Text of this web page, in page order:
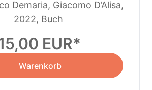
Demaria, Giacomo D’Alisa,
Kallis, Susan Paulson
2022, Buch
EUR
Warenkorb